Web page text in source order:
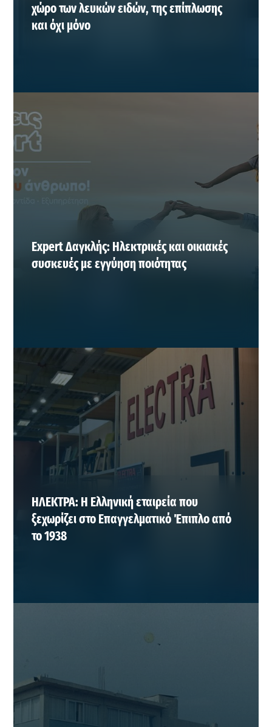
χώρο των λευκών ειδών, της επίπλωσης
και όχι μόνο
Expert Δαγκλής: Ηλεκτρικές και οικιακές
συσκευές με εγγύηση ποιότητας
ΗΛΕΚΤΡΑ: Η Ελληνική εταιρεία που
ξεχωρίζει στο Επαγγελματικό Έπιπλο από
το 1938